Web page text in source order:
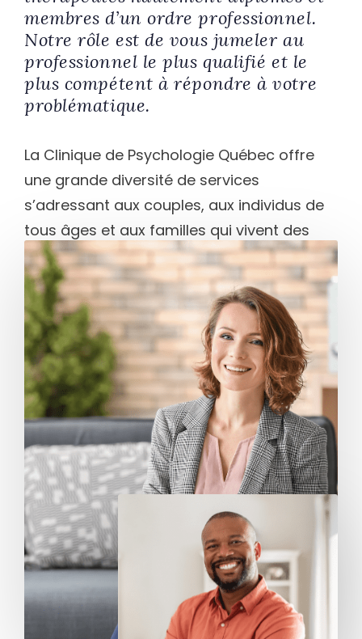
membres d’un ordre professionnel.
Notre rôle est de vous jumeler au
professionnel le plus qualifié et le
plus compétent à répondre à votre
problématique.
La Clinique de Psychologie Québec offre
une grande diversité de services
s’adressant aux couples, aux individus de
tous âges et aux familles qui vivent des
difficultés dans leurs relations, leur vie
personnelle ou professionnelle.
Prendre rendez-vous